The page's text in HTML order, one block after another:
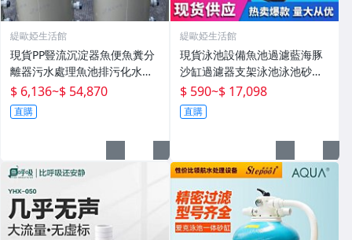
緹歐婭生活館
現貨PP豎流沉淀器魚便魚糞分
離器污水處理魚池排污化水產
殖設備
$ 6,136~$ 54,870
直購
緹歐婭生活館
現貨泳池設備魚池過濾藍海豚
沙缸過濾器支架泳池泳池砂缸
水泵機組
$ 590~$ 17,098
直購